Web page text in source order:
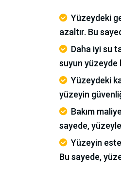
Yüzeydeki
azaltır. Bu
Daha iyi su
suyun yüzeyde
Yüzeydeki
yüzeyin
Bakım
sayede,
Yüzeyin
Bu sayede,